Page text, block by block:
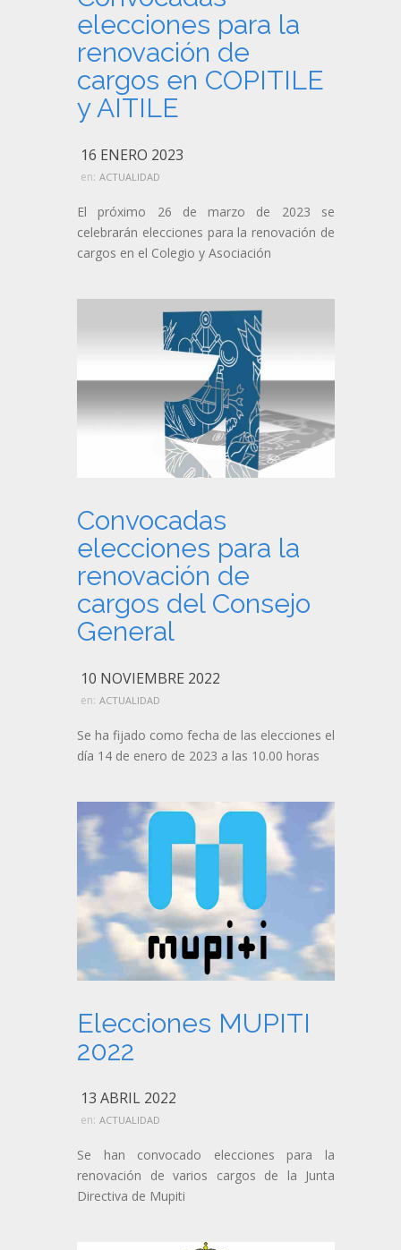
elecciones para la
renovación de
cargos en COPITILE
y AITILE
16 ENERO 2023
en: ACTUALIDAD
El próximo 26 de marzo de 2023 se
celebrarán elecciones para la renovación de
cargos en el Colegio y Asociación
Convocadas
elecciones para la
renovación de
cargos del Consejo
General
10 NOVIEMBRE 2022
en: ACTUALIDAD
Se ha fijado como fecha de las elecciones el
día 14 de enero de 2023 a las 10.00 horas
Elecciones MUPITI
2022
13 ABRIL 2022
en: ACTUALIDAD
Se han convocado elecciones para la
renovación de varios cargos de la Junta
Directiva de Mupiti